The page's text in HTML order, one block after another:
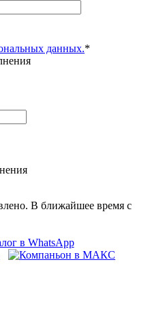
данных.*
В ближайшее время с